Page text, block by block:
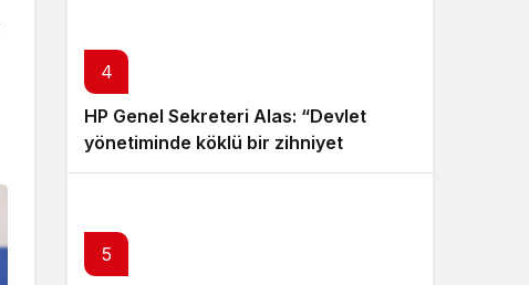
4
HP Genel Sekreteri Alas: “Devlet
yönetiminde köklü bir zihniyet
değişimine ihtiyaç var”
5